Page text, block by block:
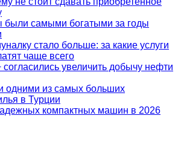
были самыми богатыми за годы
стало больше: за какие услуги
чаще всего
увеличить добычу нефти
одними из самых больших
в Турции
компактных машин в 2026